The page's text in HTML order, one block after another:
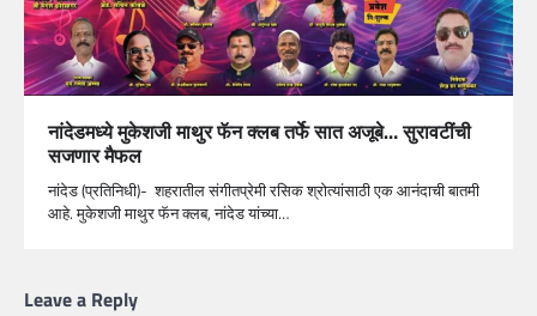
नांदेडमध्ये मुकेशजी माथुर फॅन क्लब तर्फे सात अजूबे… सुरावटींची
सजणार मैफल
नांदेड (प्रतिनिधी)- शहरातील संगीतप्रेमी रसिक श्रोत्यांसाठी एक आनंदाची बातमी
आहे. मुकेशजी माथुर फॅन क्लब, नांदेड यांच्या…
Leave a Reply